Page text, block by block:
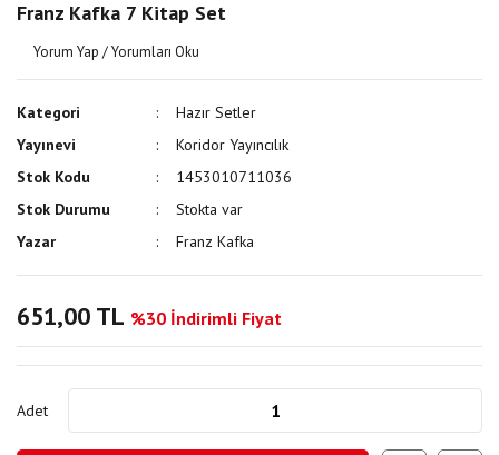
Franz Kafka 7 Kitap Set
Yorum Yap / Yorumları Oku
Kategori
Hazır Setler
Yayınevi
Koridor Yayıncılık
Stok Kodu
1453010711036
Stok Durumu
Stokta var
Yazar
Franz Kafka
651,00 TL %30 İndirimli Fiyat
Adet